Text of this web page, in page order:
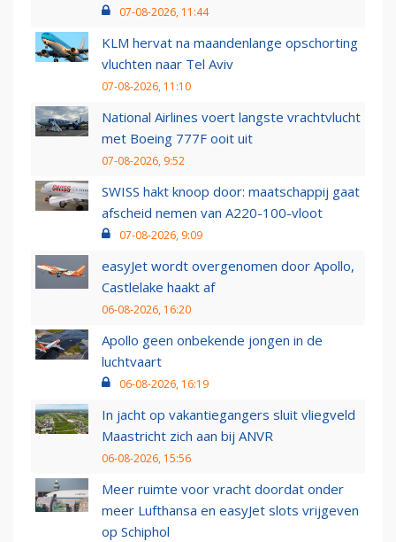
07-08-2026, 11:44
KLM hervat na maandenlange opschorting
vluchten naar Tel Aviv
07-08-2026, 11:10
National Airlines voert langste vrachtvlucht
met Boeing 777F ooit uit
07-08-2026, 9:52
SWISS hakt knoop door: maatschappij gaat
afscheid nemen van A220-100-vloot
07-08-2026, 9:09
easyJet wordt overgenomen door Apollo,
Castlelake haakt af
06-08-2026, 16:20
Apollo geen onbekende jongen in de
luchtvaart
06-08-2026, 16:19
In jacht op vakantiegangers sluit vliegveld
Maastricht zich aan bij ANVR
06-08-2026, 15:56
Meer ruimte voor vracht doordat onder
meer Lufthansa en easyJet slots vrijgeven
op Schiphol